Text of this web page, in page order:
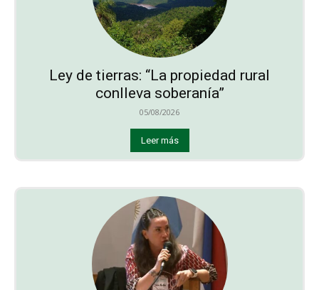
Ley de tierras: “La propiedad rural
conlleva soberanía”
05/08/2026
Leer más